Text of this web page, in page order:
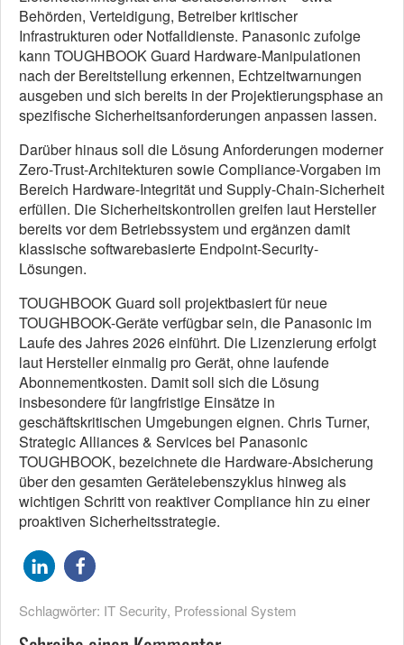
Behörden, Verteidigung, Betreiber kritischer
Infrastrukturen oder Notfalldienste. Panasonic zufolge
kann TOUGHBOOK Guard Hardware-Manipulationen
nach der Bereitstellung erkennen, Echtzeitwarnungen
ausgeben und sich bereits in der Projektierungsphase an
spezifische Sicherheitsanforderungen anpassen lassen.
Darüber hinaus soll die Lösung Anforderungen moderner
Zero-Trust-Architekturen sowie Compliance-Vorgaben im
Bereich Hardware-Integrität und Supply-Chain-Sicherheit
erfüllen. Die Sicherheitskontrollen greifen laut Hersteller
bereits vor dem Betriebssystem und ergänzen damit
klassische softwarebasierte Endpoint-Security-
Lösungen.
TOUGHBOOK Guard soll projektbasiert für neue
TOUGHBOOK-Geräte verfügbar sein, die Panasonic im
Laufe des Jahres 2026 einführt. Die Lizenzierung erfolgt
laut Hersteller einmalig pro Gerät, ohne laufende
Abonnementkosten. Damit soll sich die Lösung
insbesondere für langfristige Einsätze in
geschäftskritischen Umgebungen eignen. Chris Turner,
Strategic Alliances & Services bei Panasonic
TOUGHBOOK, bezeichnete die Hardware-Absicherung
über den gesamten Gerätelebenszyklus hinweg als
wichtigen Schritt von reaktiver Compliance hin zu einer
proaktiven Sicherheitsstrategie.
Schlagwörter: IT Security, Professional System